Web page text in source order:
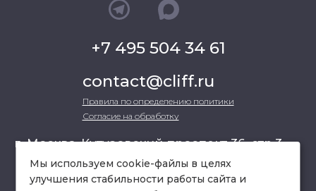
+7 495 504 34 61
contact@cliff.ru
Правила по определению политики
Согласие на обработку
г. Москва, Кутузовский проспект 36, стр.3 ,
офис 301
Мы используем cookie-файлы в целях
улучшения стабильности работы сайта и